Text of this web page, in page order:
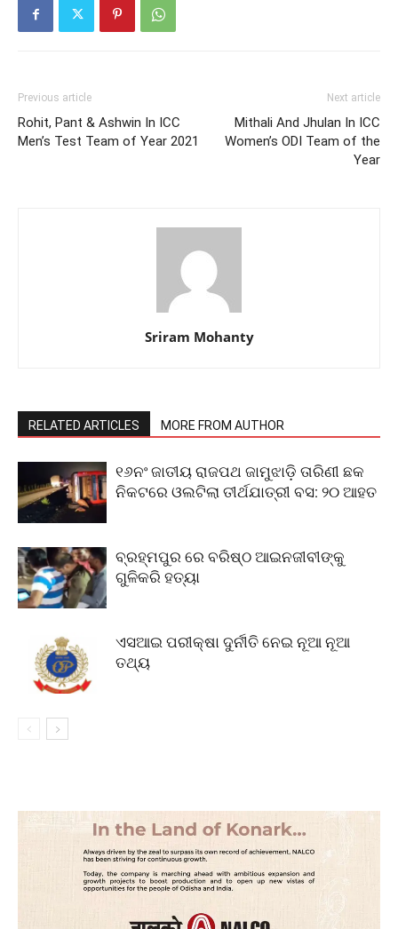
Previous article
Rohit, Pant & Ashwin In ICC
Men’s Test Team of Year 2021
Next article
Mithali And Jhulan In ICC
Women’s ODI Team of the
Year
Sriram Mohanty
RELATED ARTICLES MORE FROM AUTHOR
୧୬ନଂ ଜାତୀୟ ରାଜପଥ ଜାମୁଝାଡ଼ି ତାରିଣୀ ଛକ
ନିକଟରେ ଓଲଟିଲା ତୀର୍ଥଯାତ୍ରୀ ବସ: ୨୦ ଆହତ
ବ୍ରହ୍ମପୁର ରେ ବରିଷ୍ଠ ଆଇନଜୀବୀଙ୍କୁ
ଗୁଳିକରି ହତ୍ୟା
ଏସଆଇ ପରୀକ୍ଷା ଦୁର୍ନୀତି ନେଇ ନୂଆ ନୂଆ
ତଥ୍ୟ